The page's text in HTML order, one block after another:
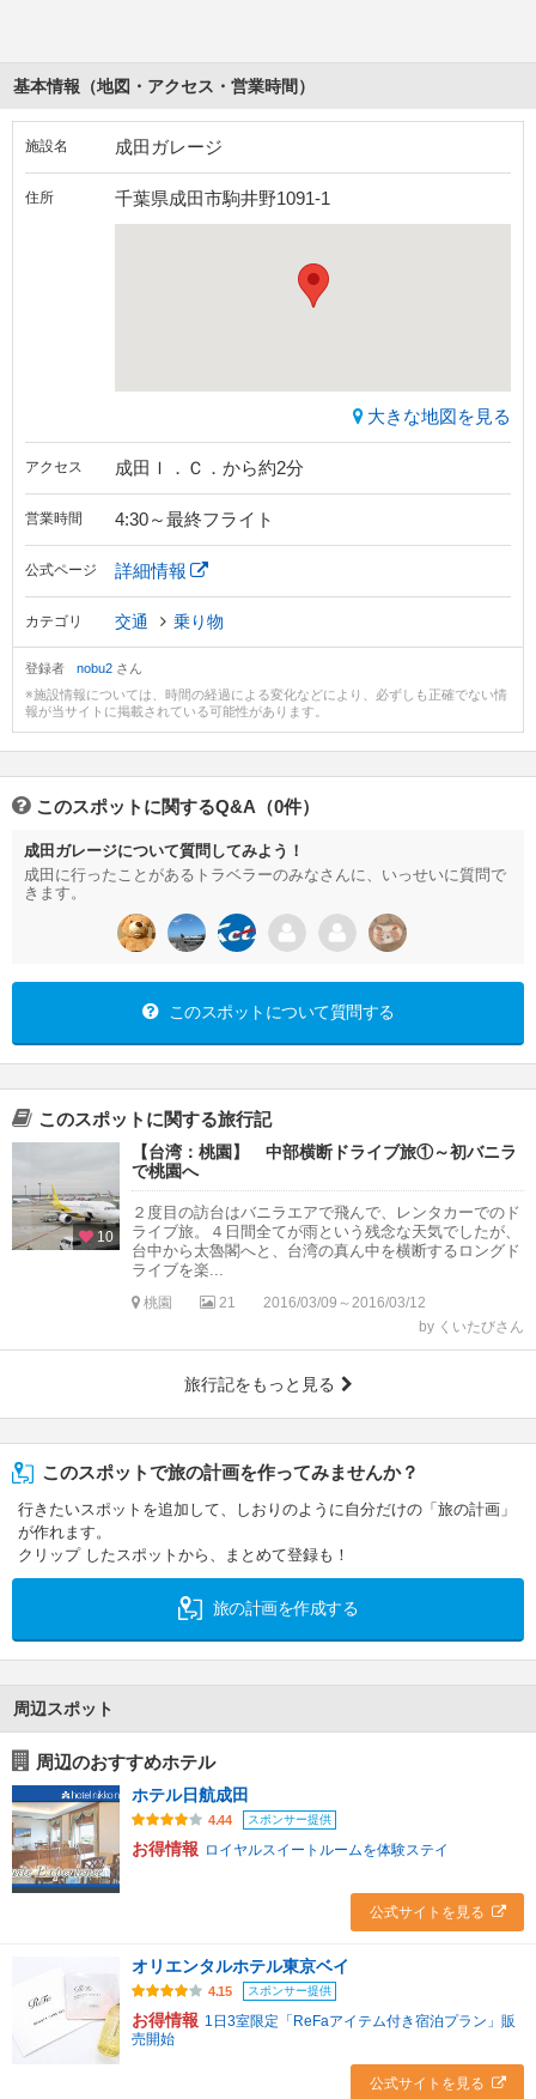
基本情報（地図・アクセス・営業時間）
施設名 成田ガレージ
住所 千葉県成田市駒井野1091-1
大きな地図を見る
アクセス 成田Ｉ．Ｃ．から約2分
営業時間 4:30～最終フライト
公式ページ 詳細情報
カテゴリ 交通 乗り物
登録者 nobu2 さん
※施設情報については、時間の経過による変化などにより、必ずしも正確でない情
報が当サイトに掲載されている可能性があります。
このスポットに関するQ&A（0件）
成田ガレージについて質問してみよう！
成田に行ったことがあるトラベラーのみなさんに、いっせいに質問で
きます。
このスポットについて質問する
このスポットに関する旅行記
10
【台湾：桃園】 中部横断ドライブ旅①～初バニラ
で桃園へ
２度目の訪台はバニラエアで飛んで、レンタカーでのド
ライブ旅。４日間全てが雨という残念な天気でしたが、
台中から太魯閣へと、台湾の真ん中を横断するロングド
ライブを楽...
桃園 21
2016/03/09～2016/03/12
by くいたびさん
旅行記をもっと見る
このスポットで旅の計画を作ってみませんか？
行きたいスポットを追加して、しおりのように自分だけの「旅の計画」
が作れます。
クリップ したスポットから、まとめて登録も！
旅の計画を作成する
周辺スポット
周辺のおすすめホテル
ホテル日航成田
4.44 スポンサー提供
お得情報 ロイヤルスイートルームを体験ステイ
公式サイトを見る
オリエンタルホテル東京ベイ
4.15 スポンサー提供
お得情報 1日3室限定「ReFaアイテム付き宿泊プラン」販
売開始
公式サイトを見る